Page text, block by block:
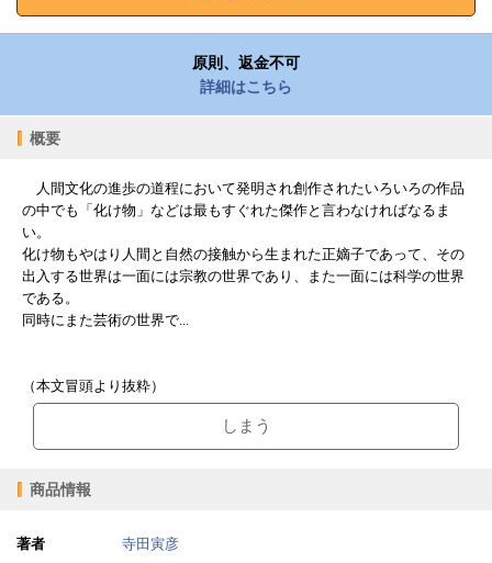
原則、返金不可
詳細はこちら
概要
人間文化の進歩の道程において発明され創作されたいろいろの作品
の中でも「化け物」などは最もすぐれた傑作と言わなければなるま
い。
化け物もやはり人間と自然の接触から生まれた正嫡子であって、その
出入する世界は一面には宗教の世界であり、また一面には科学の世界
である。
同時にまた芸術の世界で...
（本文冒頭より抜粋）
しまう
商品情報
著者
寺田寅彦